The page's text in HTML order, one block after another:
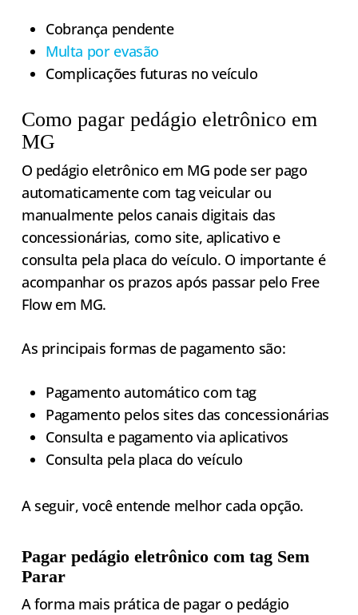
Cobrança pendente
Multa por evasão
Complicações futuras no veículo
Como pagar pedágio eletrônico em
MG
O pedágio eletrônico em MG pode ser pago
automaticamente com tag veicular ou
manualmente pelos canais digitais das
concessionárias, como site, aplicativo e
consulta pela placa do veículo. O importante é
acompanhar os prazos após passar pelo Free
Flow em MG.
As principais formas de pagamento são:
Pagamento automático com tag
Pagamento pelos sites das concessionárias
Consulta e pagamento via aplicativos
Consulta pela placa do veículo
A seguir, você entende melhor cada opção.
Pagar pedágio eletrônico com tag Sem
Parar
A forma mais prática de pagar o pedágio